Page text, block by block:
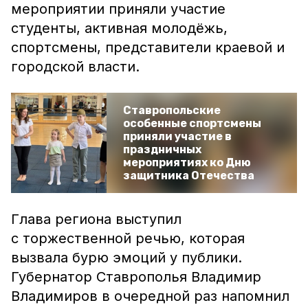
мероприятии приняли участие
студенты, активная молодёжь,
спортсмены, представители краевой и
городской власти.
Ставропольские
особенные спортсмены
приняли участие в
праздничных
мероприятиях ко Дню
защитника Отечества
Глава региона выступил
с торжественной речью, которая
вызвала бурю эмоций у публики.
Губернатор Ставрополья Владимир
Владимиров в очередной раз напомнил